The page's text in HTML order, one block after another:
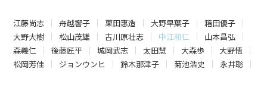
江藤尚志 舟越響子 栗田惠造 大野早葉子
箱田優子
大野大樹
松山茂雄 古川原壮志 中江和仁
山本昌弘
森義仁
後藤匠平 城岡武志 太田慧 大森歩
大野悟
松岡芳佳
ジョンウンヒ 鈴木那津子 菊池浩史 永井聡